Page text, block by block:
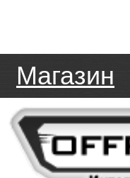
Магазин